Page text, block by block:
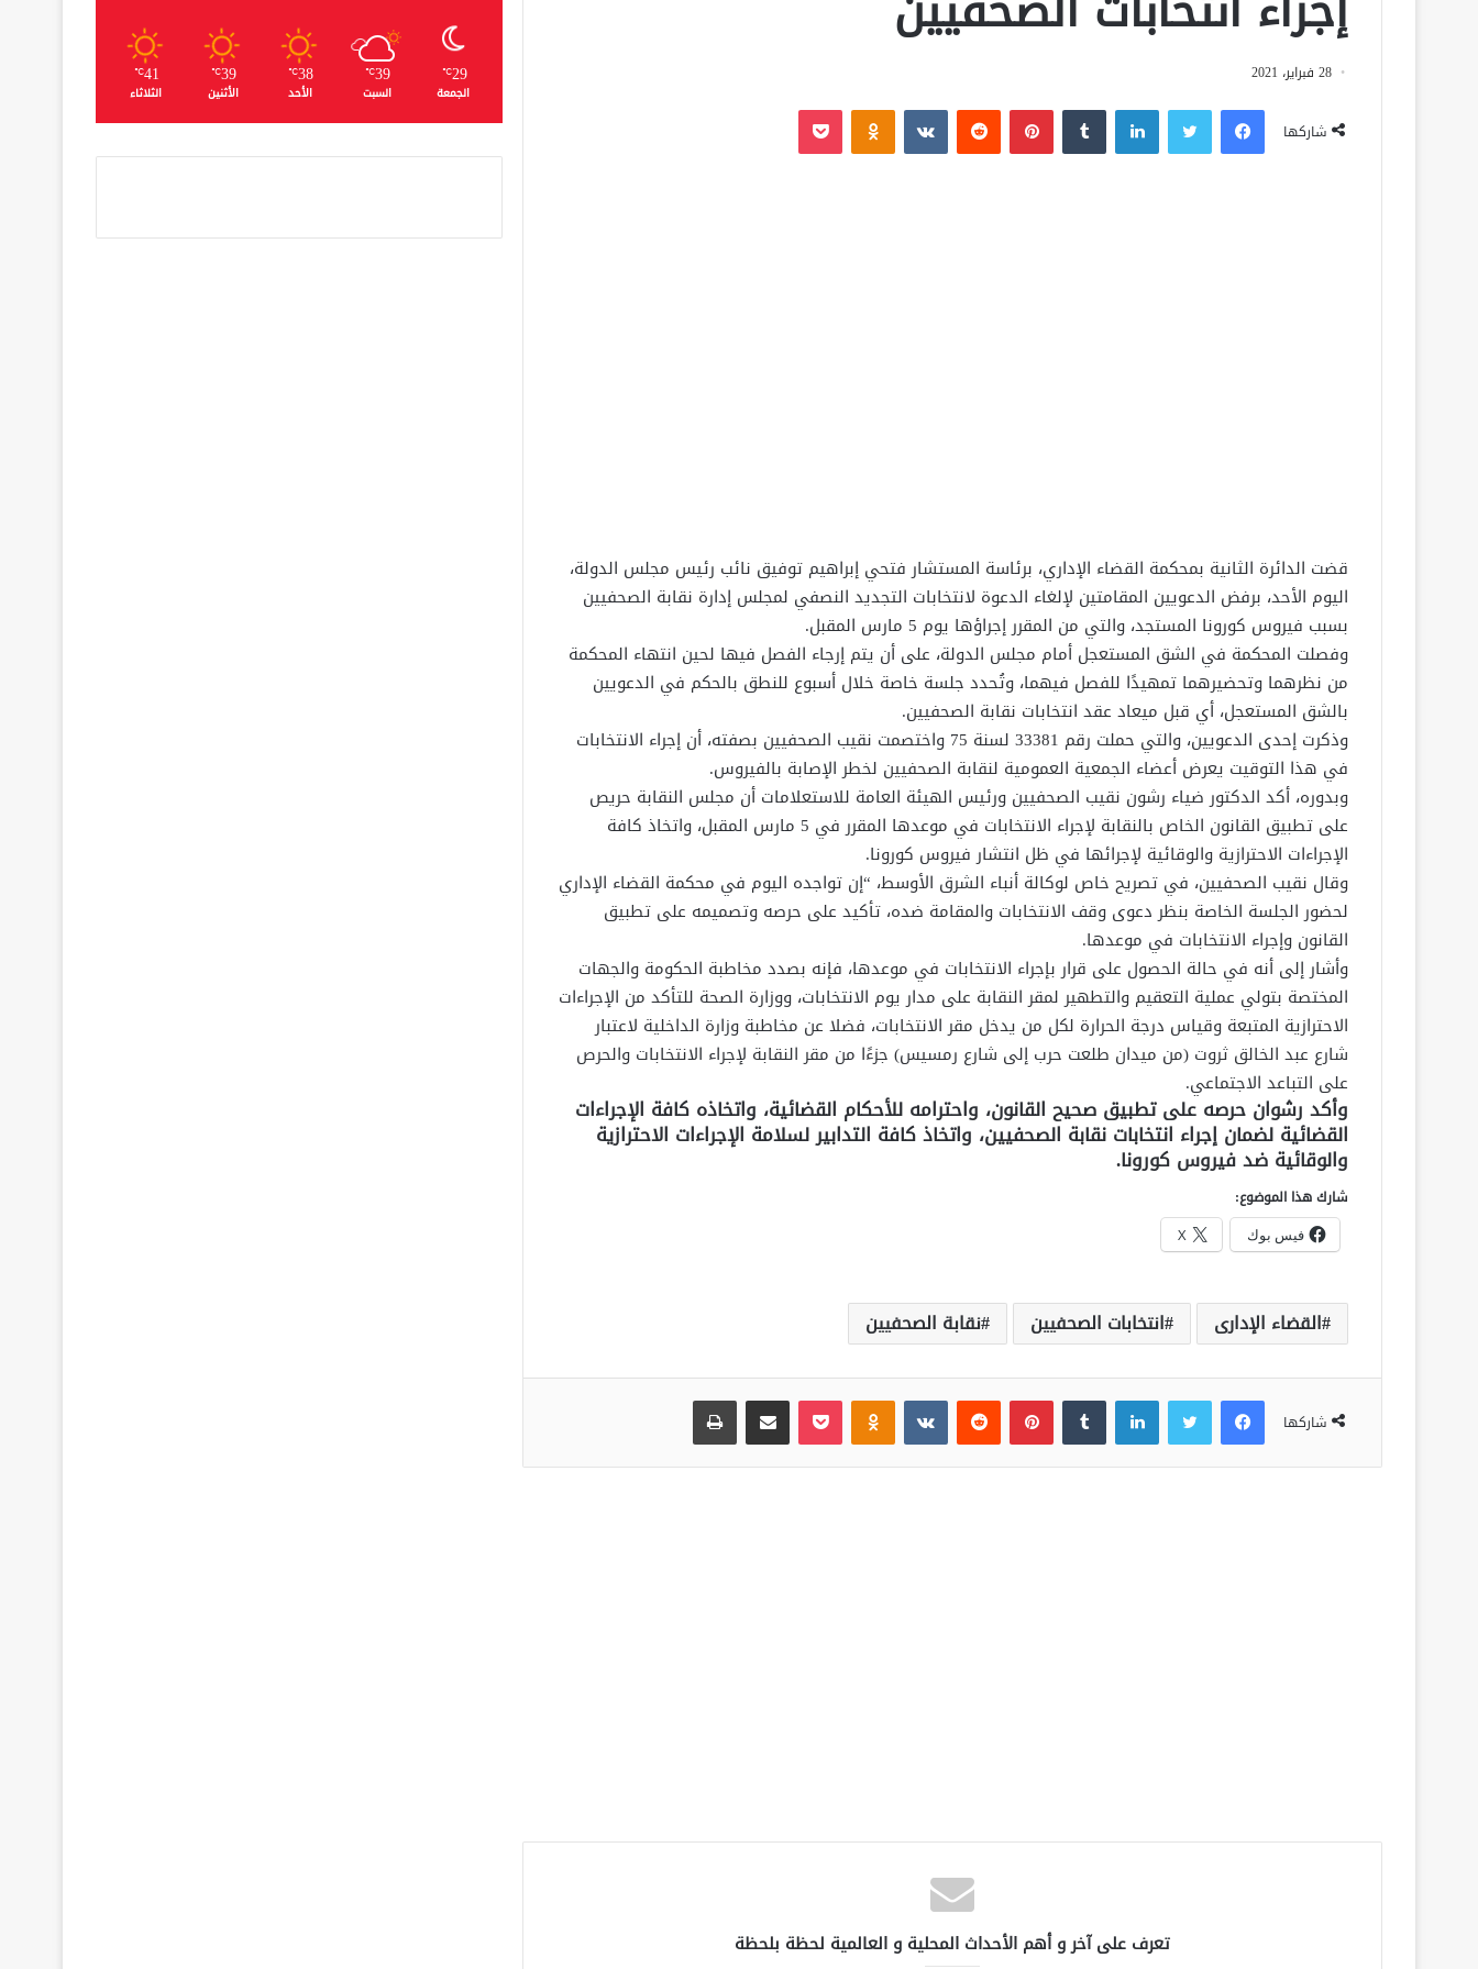
28 فبراير، 2021
شاركها
فيسبوك لينكدإن بينتيريست
قضت الدائرة الثانية بمحكمة القضاء الإداري، برئاسة المستشار فتحي إبراهيم توفيق نائب رئيس مجلس الدولة،
اليوم الأحد، برفض الدعويين المقامتين لإلغاء الدعوة لانتخابات التجديد النصفي لمجلس إدارة نقابة الصحفيين
بسبب فيروس كورونا المستجد، والتي من المقرر إجراؤها يوم 5 مارس المقبل.
وفصلت المحكمة في الشق المستعجل أمام مجلس الدولة، على أن يتم إرجاء الفصل فيها لحين انتهاء المحكمة
من نظرهما وتحضيرهما تمهيدًا للفصل فيهما، وتُحدد جلسة خاصة خلال أسبوع للنطق بالحكم في الدعويين
بالشق المستعجل، أي قبل ميعاد عقد انتخابات نقابة الصحفيين.
وذكرت إحدى الدعويين، والتي حملت رقم 33381 لسنة 75 واختصمت نقيب الصحفيين بصفته، أن إجراء الانتخابات
في هذا التوقيت يعرض أعضاء الجمعية العمومية لنقابة الصحفيين لخطر الإصابة بالفيروس.
وبدوره، أكد الدكتور ضياء رشون نقيب الصحفيين ورئيس الهيئة العامة للاستعلامات أن مجلس النقابة حريص
على تطبيق القانون الخاص بالنقابة لإجراء الانتخابات في موعدها المقرر في 5 مارس المقبل، واتخاذ كافة
الإجراءات الاحترازية والوقائية لإجرائها في ظل انتشار فيروس كورونا.
وقال نقيب الصحفيين، في تصريح خاص لوكالة أنباء الشرق الأوسط، “إن تواجده اليوم في محكمة القضاء الإداري
لحضور الجلسة الخاصة بنظر دعوى وقف الانتخابات والمقامة ضده، تأكيد على حرصه وتصميمه على تطبيق
القانون وإجراء الانتخابات في موعدها.
وأشار إلى أنه في حالة الحصول على قرار بإجراء الانتخابات في موعدها، فإنه بصدد مخاطبة الحكومة والجهات
المختصة بتولي عملية التعقيم والتطهير لمقر النقابة على مدار يوم الانتخابات، ووزارة الصحة للتأكد من الإجراءات
الاحترازية المتبعة وقياس درجة الحرارة لكل من يدخل مقر الانتخابات، فضلا عن مخاطبة وزارة الداخلية لاعتبار
شارع عبد الخالق ثروت (من ميدان طلعت حرب إلى شارع رمسيس) جزءًا من مقر النقابة لإجراء الانتخابات والحرص
على التباعد الاجتماعي.
وأكد رشوان حرصه على تطبيق صحيح القانون، واحترامه للأحكام القضائية، واتخاذه كافة الإجراءات
القضائية لضمان إجراء انتخابات نقابة الصحفيين، واتخاذ كافة التدابير لسلامة الإجراءات الاحترازية
والوقائية ضد فيروس كورونا.
شارك هذا الموضوع:
فيس بوك X
القضاء الإدارى انتخابات الصحفيين نقابة الصحفيين
شاركها
فيسبوك لينكدإن بينتيريست بوكيت
تعرف على آخر و أهم الأحداث المحلية و العالمية لحظة بلحظة
29
℃
الجمعة
39
℃
السبت
38
℃
الأحد
39
℃
الأثنين
41
℃
الثلاثاء